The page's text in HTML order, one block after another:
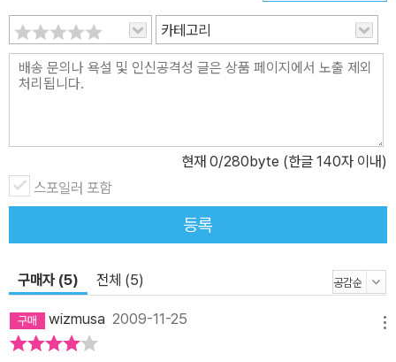
카테고리
현재 0/280byte (한글 140자 이내)
스포일러 포함
등록
구매자 (5) 전체 (5)
wizmusa 2009-11-25